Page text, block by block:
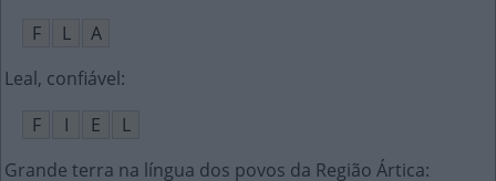
F
L
A
Leal, confiável:
F
I E
L
Grande terra na língua dos povos da Região Ártica: